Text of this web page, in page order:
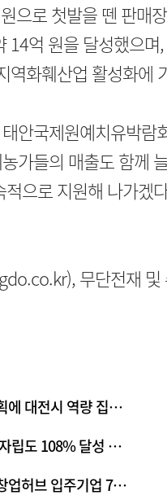
으로 첫발을 뗀 판매
14억 원을 달성했으
역화훼산업 활성화에
안국제원예치유박람
가들의 매출도 함께
으로 지원해 나가겠
무단전재 및
정부 국가철도망 계획에 대전시 역량 집중해야
대전시 2037년 전력자립도 108% 달성 관건은 '주민 수용성'
대전혁신센터, 대전창업허브 입주기업 7개사 모집